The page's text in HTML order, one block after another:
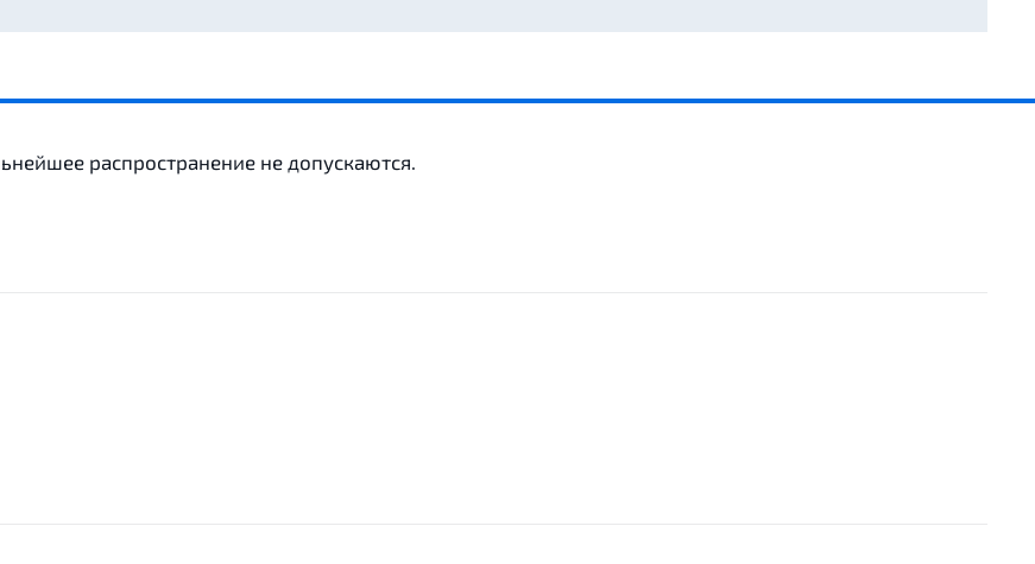
распространение не допускаются.